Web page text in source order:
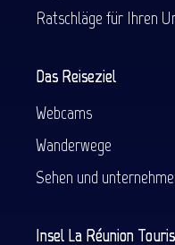
Ratschläge für Ihren
Das Reiseziel
Webcams
Wanderwege
Sehen und
Insel La Réunion